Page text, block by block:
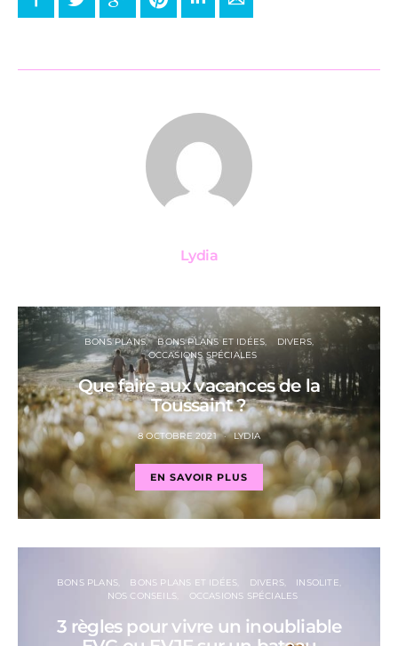
Lydia
BONS PLANS BONS PLANS ET IDÉES
DIVERS
OCCASIONS SPÉCIALES
Que faire aux vacances de la
Toussaint ?
8 OCTOBRE 2021 LYDIA
EN SAVOIR PLUS
BONS PLANS BONS PLANS ET IDÉES DIVERS
INSOLITE
NOS CONSEILS
OCCASIONS SPÉCIALES
3 règles pour vivre un inoubliable